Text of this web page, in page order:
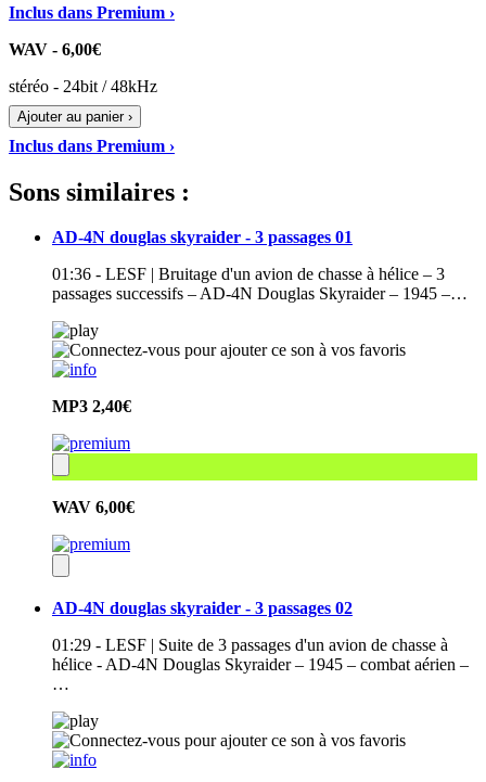
Inclus dans Premium ›
WAV - 6,00€
stéréo - 24bit / 48kHz
Ajouter au panier ›
Inclus dans Premium ›
Sons similaires :
AD-4N douglas skyraider - 3 passages 01
01:36 - LESF | Bruitage d'un avion de chasse à hélice – 3
passages successifs – AD-4N Douglas Skyraider – 1945 –…
MP3 2,40€
WAV 6,00€
AD-4N douglas skyraider - 3 passages 02
01:29 - LESF | Suite de 3 passages d'un avion de chasse à
hélice - AD-4N Douglas Skyraider – 1945 – combat aérien –
…